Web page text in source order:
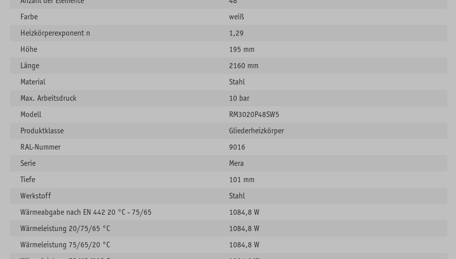
Farbe
weiß
Heizkörperexponent n
1,29
Höhe
195 mm
Länge
2160 mm
Material
Stahl
Max. Arbeitsdruck
10 bar
Modell
RM3020P48SW5
Produktklasse
Gliederheizkörper
RAL-Nummer
9016
Serie
Mera
Tiefe
101 mm
Werkstoff
Stahl
Wärmeabgabe nach EN 442 20 °C - 75/65
1084,8 W
Wärmeleistung 20/75/65 °C
1084,8 W
Wärmeleistung 75/65/20 °C
1084,8 W